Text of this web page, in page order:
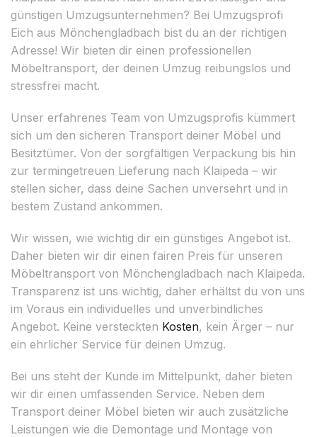
günstigen Umzugsunternehmen? Bei Umzugsprofi
Eich aus Mönchengladbach bist du an der richtigen
Adresse! Wir bieten dir einen professionellen
Möbeltransport, der deinen Umzug reibungslos und
stressfrei macht.
Unser erfahrenes Team von Umzugsprofis kümmert
sich um den sicheren Transport deiner Möbel und
Besitztümer. Von der sorgfältigen Verpackung bis hin
zur termingetreuen Lieferung nach Klaipeda – wir
stellen sicher, dass deine Sachen unversehrt und in
bestem Zustand ankommen.
Wir wissen, wie wichtig dir ein günstiges Angebot ist.
Daher bieten wir dir einen fairen Preis für unseren
Möbeltransport von Mönchengladbach nach Klaipeda.
Transparenz ist uns wichtig, daher erhältst du von uns
im Voraus ein individuelles und unverbindliches
Angebot. Keine versteckten Kosten, kein Ärger – nur
ein ehrlicher Service für deinen Umzug.
Bei uns steht der Kunde im Mittelpunkt, daher bieten
wir dir einen umfassenden Service. Neben dem
Transport deiner Möbel bieten wir auch zusätzliche
Leistungen wie die Demontage und Montage von